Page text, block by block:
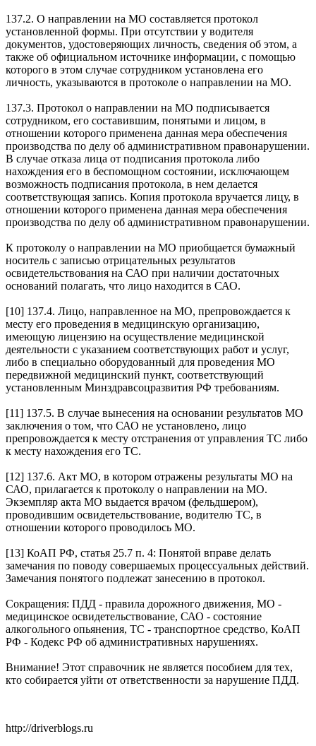
137.2. О направлении на МО составляется протокол
установленной формы. При отсутствии у водителя
документов, удостоверяющих личность, сведения об этом, а
также об официальном источнике информации, с помощью
которого в этом случае сотрудником установлена его
личность, указываются в протоколе о направлении на МО.
137.3. Протокол о направлении на МО подписывается
сотрудником, его составившим, понятыми и лицом, в
отношении которого применена данная мера обеспечения
производства по делу об административном правонарушении.
В случае отказа лица от подписания протокола либо
нахождения его в беспомощном состоянии, исключающем
возможность подписания протокола, в нем делается
соответствующая запись. Копия протокола вручается лицу, в
отношении которого применена данная мера обеспечения
производства по делу об административном правонарушении.
К протоколу о направлении на МО приобщается бумажный
носитель с записью отрицательных результатов
освидетельствования на САО при наличии достаточных
оснований полагать, что лицо находится в САО.
[10] 137.4. Лицо, направленное на МО, препровождается к
месту его проведения в медицинскую организацию,
имеющую лицензию на осуществление медицинской
деятельности с указанием соответствующих работ и услуг,
либо в специально оборудованный для проведения МО
передвижной медицинский пункт, соответствующий
установленным Минздравсоцразвития РФ требованиям.
[11] 137.5. В случае вынесения на основании результатов МО
заключения о том, что САО не установлено, лицо
препровождается к месту отстранения от управления ТС либо
к месту нахождения его ТС.
[12] 137.6. Акт МО, в котором отражены результаты МО на
САО, прилагается к протоколу о направлении на МО.
Экземпляр акта МО выдается врачом (фельдшером),
проводившим освидетельствование, водителю ТС, в
отношении которого проводилось МО.
[13] КоАП РФ, статья 25.7 п. 4: Понятой вправе делать
замечания по поводу совершаемых процессуальных действий.
Замечания понятого подлежат занесению в протокол.
Сокращения: ПДД - правила дорожного движения, МО -
медицинское освидетельствование, САО - состояние
алкогольного опьянения, ТС - транспортное средство, КоАП
РФ - Кодекс РФ об административных нарушениях.
Внимание! Этот справочник не является пособием для тех,
кто собирается уйти от ответственности за нарушение ПДД.
http://driverblogs.ru